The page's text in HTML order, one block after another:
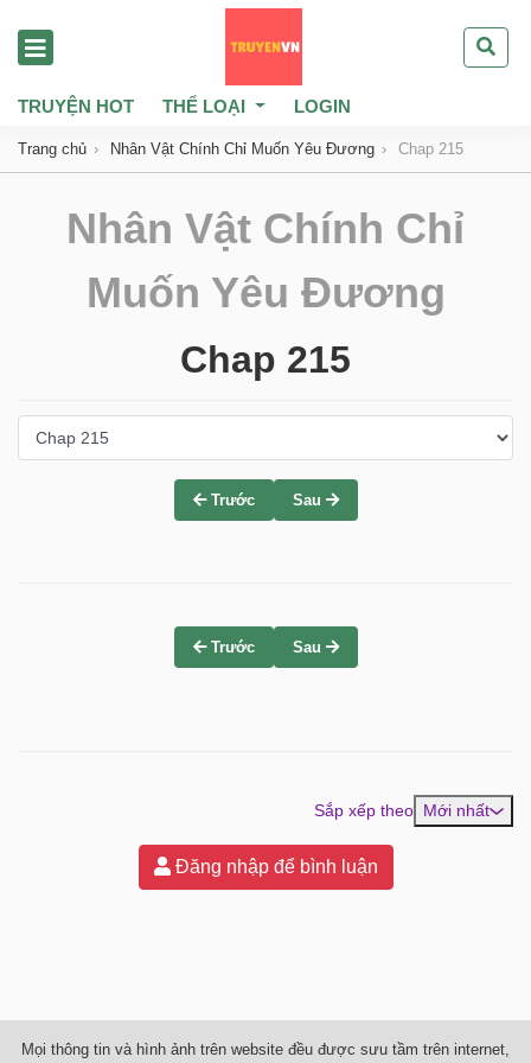
TRUYỆN HOT THỂ LOẠI LOGIN
Trang chủ Nhân Vật Chính Chỉ Muốn Yêu Đương Chap 215
Nhân Vật Chính Chỉ
Muốn Yêu Đương
Chap 215
Trước Sau
Trước Sau
Sắp xếp theo Mới nhất
Đăng nhập để bình luận
Mọi thông tin và hình ảnh trên website đều được sưu tầm trên internet,